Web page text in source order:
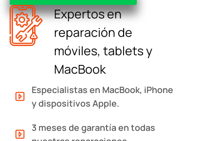
Expertos en
reparación de
móviles, tablets y
MacBook
Especialistas en MacBook, iPhone
y dispositivos Apple.
3 meses de garantía en todas